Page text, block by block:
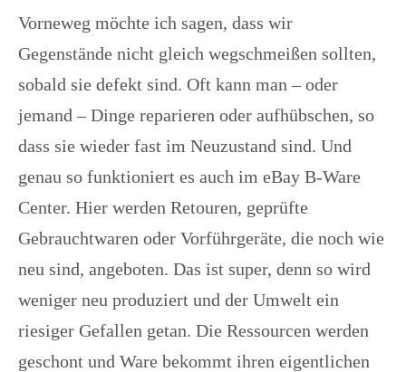
Vorneweg möchte ich sagen, dass wir
Gegenstände nicht gleich wegschmeißen sollten,
sobald sie defekt sind. Oft kann man – oder
jemand – Dinge reparieren oder aufhübschen, so
dass sie wieder fast im Neuzustand sind. Und
genau so funktioniert es auch im eBay B-Ware
Center. Hier werden Retouren, geprüfte
Gebrauchtwaren oder Vorführgeräte, die noch wie
neu sind, angeboten. Das ist super, denn so wird
weniger neu produziert und der Umwelt ein
riesiger Gefallen getan. Die Ressourcen werden
geschont und Ware bekommt ihren eigentlichen